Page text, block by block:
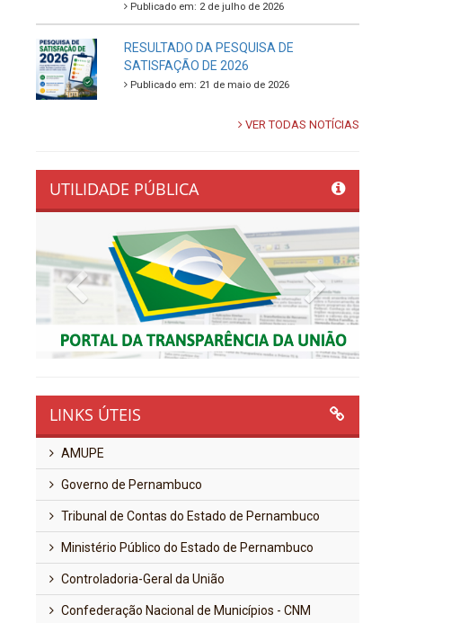
Publicado em: 2 de julho de 2026
RESULTADO DA PESQUISA DE
SATISFAÇÃO DE 2026
Publicado em: 21 de maio de 2026
VER TODAS NOTÍCIAS
UTILIDADE PÚBLICA
Previous Next
LINKS ÚTEIS
AMUPE
Governo de Pernambuco
Tribunal de Contas do Estado de Pernambuco
Ministério Público do Estado de Pernambuco
Controladoria-Geral da União
Confederação Nacional de Municípios - CNM